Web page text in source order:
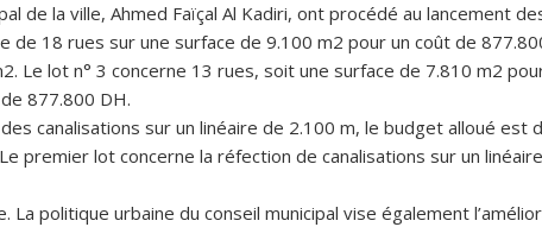
de la ville, Ahmed Faïçal Al Kadiri, ont procédé au lancement
18 rues sur une surface de 9.100 m2 pour un coût de
Le lot n° 3 concerne 13 rues, soit une surface de 7.810 m2
877.800 DH.
canalisations sur un linéaire de 2.100 m, le budget alloué est
premier lot concerne la réfection de canalisations sur un
politique urbaine du conseil municipal vise également